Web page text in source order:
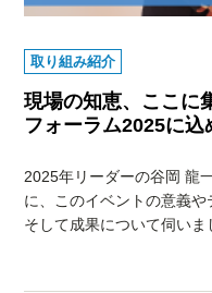
取り組み紹介
現場の知恵、ここに
フォーラム2025に込
2025年リーダーの谷岡 龍
に、このイベントの意義や
そして成果について伺いま